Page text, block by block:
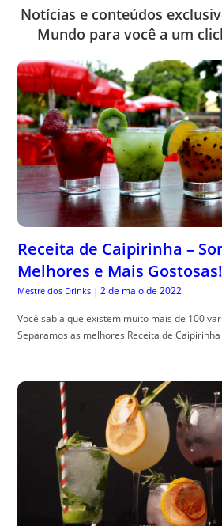
Notícias e conteúdos
Mundo para você a um
Receita de Caipirinha –
Melhores e Mais Gostosas!
Mestre dos Drinks | 2 de maio de 2022
Você sabia que existem muito mais de 100
Separamos as melhores Receita de